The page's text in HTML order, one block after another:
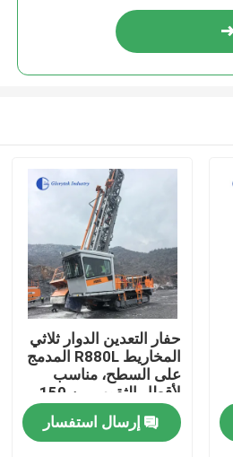
حفار التعدين الدوار ثلاثي
المخاريط R880L المدمج
على السطح، مناسب
230 ملم وأعماق الحفر
حتى 54 م
إرسال استفسار